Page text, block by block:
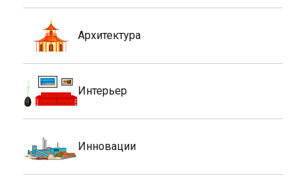
Архитектура
Интерьер
Инновации